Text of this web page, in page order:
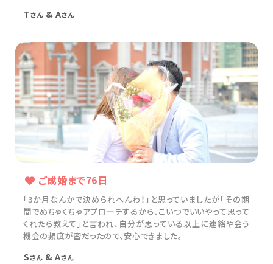
Tさん & Aさん
ご成婚まで76日
「3か月なんかで決められへんわ！」と思っていましたが「その期
間でめちゃくちゃアプローチするから、こいつでいいやって思って
くれたら教えて」と言われ、自分が思っている以上に連絡や会う
機会の頻度が密だったので、安心できました。
Sさん & Aさん